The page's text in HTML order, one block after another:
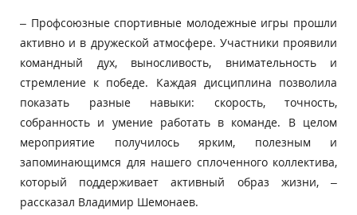
– Профсоюзные спортивные молодежные игры прошли
активно и в дружеской атмосфере. Участники проявили
командный дух, выносливость, внимательность и
стремление к победе. Каждая дисциплина позволила
показать разные навыки: скорость, точность,
собранность и умение работать в команде. В целом
мероприятие получилось ярким, полезным и
запоминающимся для нашего сплоченного коллектива,
который поддерживает активный образ жизни, –
рассказал Владимир Шемонаев.